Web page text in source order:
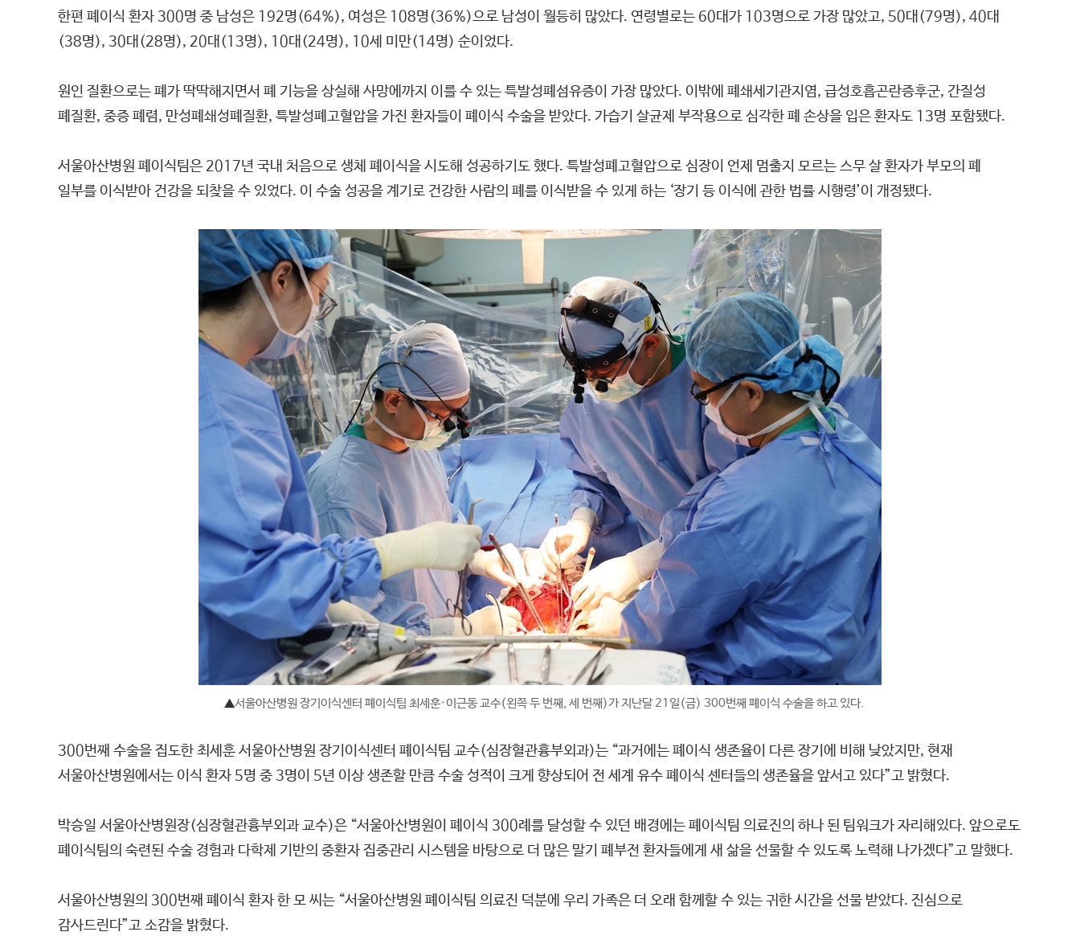
한편 폐이식 환자 300명 중 남성은 192명(64%), 여성은 108명(36%)으로 남성이 월등히 많았다. 연령별로는 60대가 103명으로 가장 많았고, 50대(79명), 40대
(38명), 30대(28명), 20대(13명), 10대(24명), 10세 미만(14명) 순이었다.
원인 질환으로는 폐가 딱딱해지면서 폐 기능을 상실해 사망에까지 이를 수 있는 특발성폐섬유증이 가장 많았다. 이밖에 폐쇄세기관지염, 급성호흡곤란증후군, 간질성
폐질환, 중증 폐렴, 만성폐쇄성폐질환, 특발성폐고혈압을 가진 환자들이 폐이식 수술을 받았다. 가습기 살균제 부작용으로 심각한 폐 손상을 입은 환자도 13명 포함됐다.
서울아산병원 폐이식팀은 2017년 국내 처음으로 생체 폐이식을 시도해 성공하기도 했다. 특발성폐고혈압으로 심장이 언제 멈출지 모르는 스무 살 환자가 부모의 폐
일부를 이식받아 건강을 되찾을 수 있었다. 이 수술 성공을 계기로 건강한 사람의 폐를 이식받을 수 있게 하는 ‘장기 등 이식에 관한 법률 시행령’이 개정됐다.
▲서울아산병원 장기이식센터 폐이식팀 최세훈·이근동 교수(왼쪽 두 번째, 세 번째)가 지난달 21일(금) 300번째 폐이식 수술을 하고 있다.
300번째 수술을 집도한 최세훈 서울아산병원 장기이식센터 폐이식팀 교수(심장혈관흉부외과)는 “과거에는 폐이식 생존율이 다른 장기에 비해 낮았지만, 현재
서울아산병원에서는 이식 환자 5명 중 3명이 5년 이상 생존할 만큼 수술 성적이 크게 향상되어 전 세계 유수 폐이식 센터들의 생존율을 앞서고 있다”고 밝혔다.
박승일 서울아산병원장(심장혈관흉부외과 교수)은 “서울아산병원이 폐이식 300례를 달성할 수 있던 배경에는 폐이식팀 의료진의 하나 된 팀워크가 자리해있다. 앞으로도
폐이식팀의 숙련된 수술 경험과 다학제 기반의 중환자 집중관리 시스템을 바탕으로 더 많은 말기 폐부전 환자들에게 새 삶을 선물할 수 있도록 노력해 나가겠다”고 말했다.
서울아산병원의 300번째 폐이식 환자 한 모 씨는 “서울아산병원 폐이식팀 의료진 덕분에 우리 가족은 더 오래 함께할 수 있는 귀한 시간을 선물 받았다. 진심으로
감사드린다”고 소감을 밝혔다.